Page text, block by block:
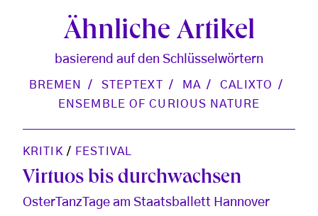
Ähnliche Artikel
basierend auf den Schlüsselwörtern
BREMEN STEPTEXT MA
CALIXTO
ENSEMBLE OF CURIOUS NATURE
KRITIK/ FESTIVAL
Virtuos bis durchwachsen
OsterTanzTage am Staatsballett Hannover